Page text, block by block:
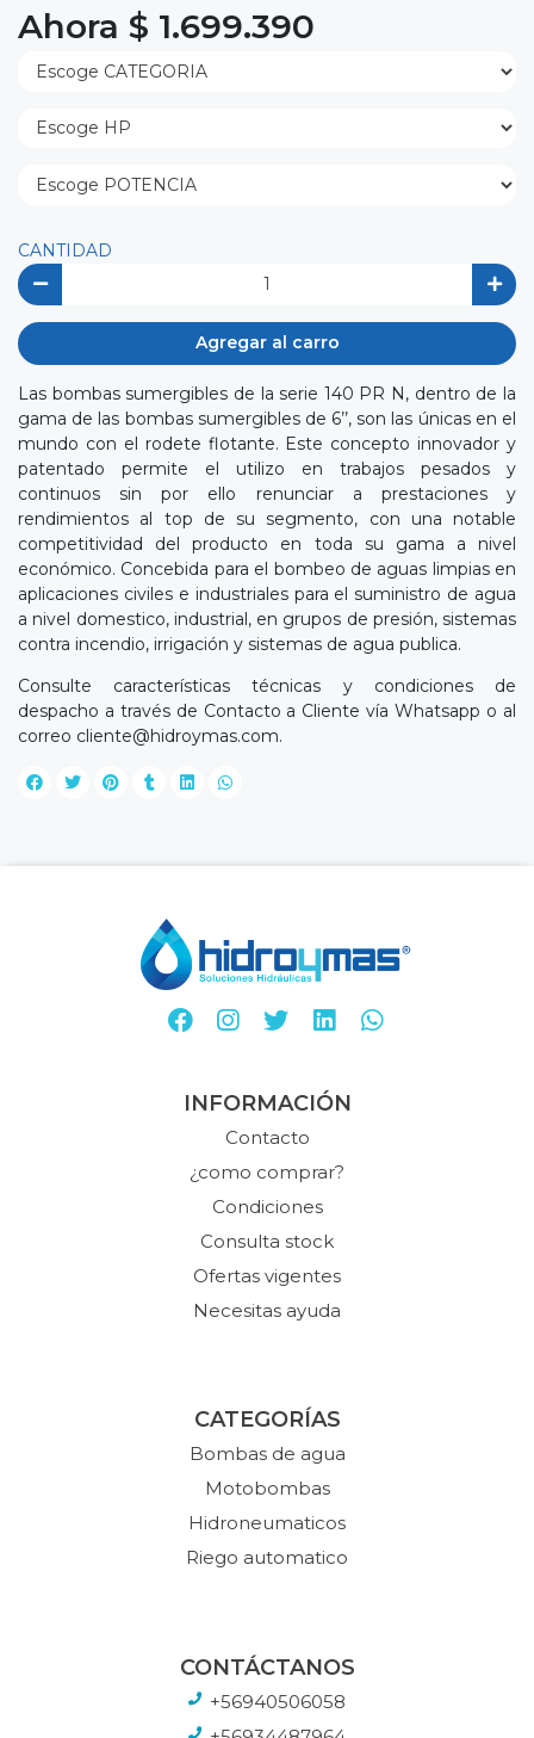
Ahora $ 1.699.390
CANTIDAD
Agregar al carro
Las bombas sumergibles de la serie 140 PR N, dentro de la
gama de las bombas sumergibles de 6’’, son las únicas en el
mundo con el rodete flotante. Este concepto innovador y
patentado permite el utilizo en trabajos pesados y
continuos sin por ello renunciar a prestaciones y
rendimientos al top de su segmento, con una notable
competitividad del producto en toda su gama a nivel
económico. Concebida para el bombeo de aguas limpias en
aplicaciones civiles e industriales para el suministro de agua
a nivel domestico, industrial, en grupos de presión, sistemas
contra incendio, irrigación y sistemas de agua publica.
Consulte características técnicas y condiciones de
despacho a través de Contacto a Cliente vía Whatsapp o al
correo cliente@hidroymas.com.
INFORMACIÓN
Contacto
¿como comprar?
Condiciones
Consulta stock
Ofertas vigentes
Necesitas ayuda
CATEGORÍAS
Bombas de agua
Motobombas
Hidroneumaticos
Riego automatico
CONTÁCTANOS
+56940506058